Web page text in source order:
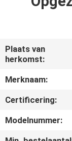
ONS
Plaats van
herkomst:
Merknaam:
Certificering:
Modelnummer: